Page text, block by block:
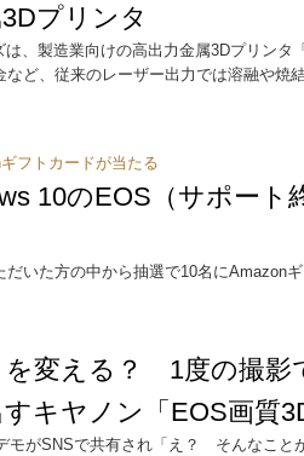
プリンタ
は、製造業向けの高出力金属3Dプリンタ
など、従来のレーザー出力では溶融や焼
フトカードが当たる
10のEOS（サポー
いた方の中から抽選で10名にAmazon
を変える？ 1度の撮影
キヤノン「EOS画質
モがSNSで共有され「え？ そんなこと